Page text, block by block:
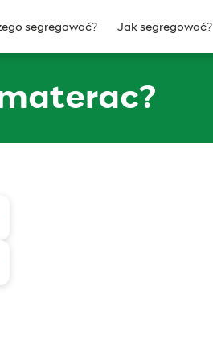
segregować? Jak segregować?